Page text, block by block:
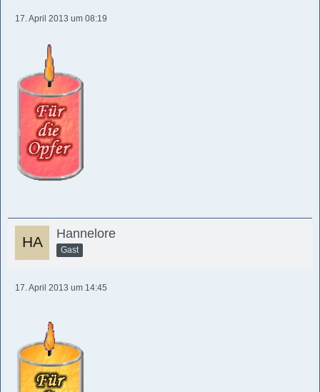
17. April 2013 um 08:19
Hannelore
Gast
17. April 2013 um 14:45